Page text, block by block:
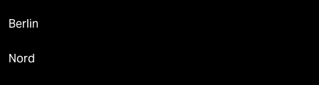
Berlin
Nord